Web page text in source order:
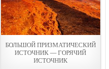
БОЛЬШОЙ ПРИЗМАТИЧЕСКИЙ
ИСТОЧНИК — ГОРЯЧИЙ
ИСТОЧНИК